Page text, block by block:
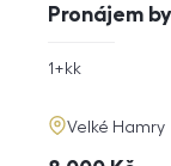
Pronájem
rozměry
1+kk
adresa
Velké Hamry